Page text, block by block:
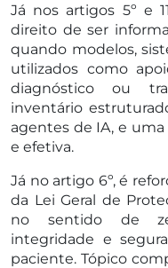
Já nos artigos 5º e
direito de ser
quando modelos,
utilizados como
diagnóstico ou
inventário
agentes de IA, e
e efetiva.
Já no artigo 6º, é
da Lei Geral de
no sentido de
integridade e
paciente. Tópico